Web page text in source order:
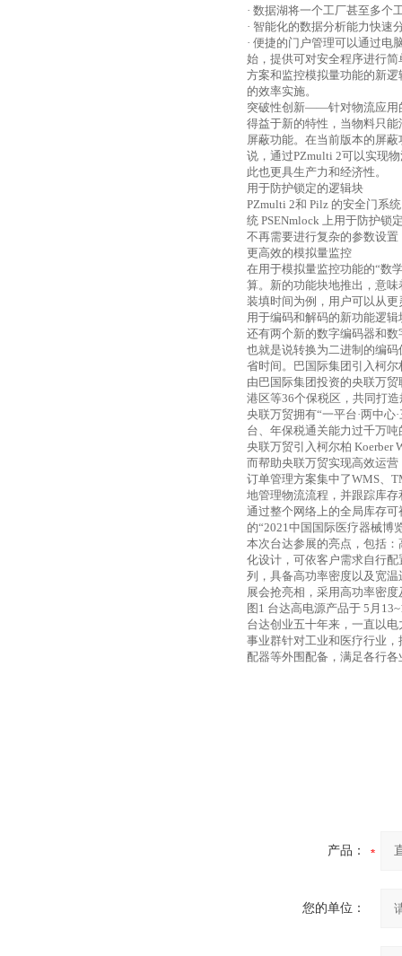
· 数据湖将一个工厂甚至多个
· 智能化的数据分析能力快速
· 便捷的门户管理可以通过
始，提供可对安全程序进行
方案和监控模拟量功能的新
的效率实施。
突破性创新——针对物流应用
得益于新的特性，当物料只
屏蔽功能。在当前版本的屏
说，通过PZmulti 2可以实现
此也更具生产力和经济性。
用于防护锁定的逻辑块
PZmulti 2和 Pilz 的安全门系统
统 PSENmlock 上用于防护锁
不再需要进行复杂的参数设
更高效的模拟量监控
在用于模拟量监控功能的“数
算。新的功能块地推出，意
装填时间为例，用户可以从
用于编码和解码的新功能逻辑
还有两个新的数字编码器和
也就是说转换为二进制的编
省时间。巴国际集团引入柯尔
由巴国际集团投资的央联万
港区等36个保税区，共同打
央联万贸拥有“一平台·两中
台、年保税通关能力过千万
央联万贸引入柯尔柏 Koerber
而帮助央联万贸实现高效运
订单管理方案集中了WMS、
地管理物流流程，并跟踪库存
通过整个网络上的全局库存
的“2021中国国际医疗器械博
本次台达参展的亮点，包括
化设计，可依客户需求自行
列，具备高功率密度以及宽
展会抢亮相，采用高功率密
图 1 台达高电源产品于 5 月
台达创业五十年来，一直以
事业群针对工业和医疗行业
配器等外围配备，满足各行
产品：
您的单位：